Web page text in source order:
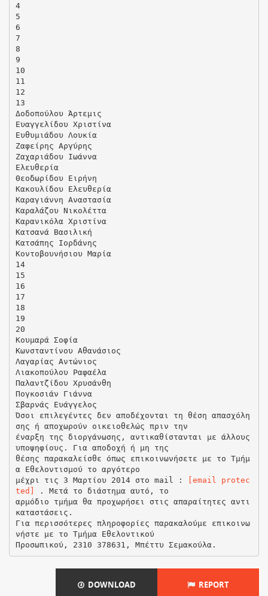
4
5
6
7
8
9
10
11
12
13
Δοδοπούλου Άρτεμις
Ευαγγελίδου Χριστίνα
Ευθυμιάδου Λουκία
Ζαφείρης Αργύρης
Ζαχαριάδου Ιωάννα
Ελευθερία
Θεοδωρίδου Ειρήνη
Κακουλίδου Ελευθερία
Καραγιάννη Αναστασία
Καραλάζου Νικολέττα
Καρανικόλα Χριστίνα
Κατσανά Βασιλική
Κατσάπης Ιορδάνης
Κοντοβουνήσιου Μαρία
14
15
16
17
18
19
20
Κουμαρά Σοφία
Κωνσταντίνου Αθανάσιος
Λαγαρίας Αντώνιος
Λιακοπούλου Ραφαέλα
Παλαντζίδου Χρυσάνθη
Πογκοσιάν Γιάννα
Σβαρνάς Ευάγγελος
Όσοι επιλεγέντες δεν αποδέχονται τη θέση απασχόλη
σης ή αποχωρούν οικειοθελώς πριν την
έναρξη της διοργάνωσης, αντικαθίστανται με άλλους
υποψηφίους. Για αποδοχή ή μη της
θέσης παρακαλείσθε όπως επικοινωνήσετε με το Τμήμ
α Εθελοντισμού το αργότερο
μέχρι τις 3 Μαρτίου 2014 στο mail :
[email protec
ted]
. Μετά το διάστημα αυτό, το
αρμόδιο τμήμα θα προχωρήσει στις απαραίτητες αντι
καταστάσεις.
Για περισσότερες πληροφορίες παρακαλούμε επικοινω
νήστε με το Τμήμα Εθελοντικού
DOWNLOAD REPORT